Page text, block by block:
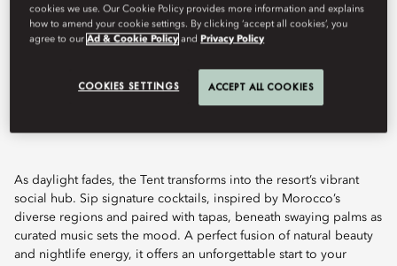
THE TENT
As daylight fades, the Tent transforms into the resort’s vibrant
social hub. Sip signature cocktails, inspired by Morocco’s
diverse regions and paired with tapas, beneath swaying palms as
curated music sets the mood. A perfect fusion of natural beauty
and nightlife energy, it offers an unforgettable start to your
cookies we use. Our Cookie Policy provides more information and explains
how to amend your cookie settings. By clicking ‘accept all cookies’, you
agree to ourAd & Cookie Policy and Privacy Policy
COOKIES SETTINGS ACCEPT ALL COOKIES